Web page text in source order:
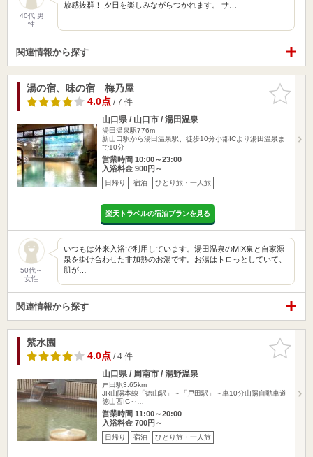
40代 男
性
放感抜群！ 夕日を楽しみながらつかれます。 サ…
関連情報から探す
お気に入
りに追加
湯の宿、味の宿 梅乃屋
4.0点/ 7 件
山口県 / 山口市 / 湯田温泉
湯田温泉駅776m
新山口駅から湯田温泉駅、徒歩10分小郡ICより湯田温泉ま
で10分
営業時間 10:00～23:00
入浴料金 900円～
日帰り 宿泊 ひとり旅・一人旅
楽天トラベルの宿泊プランを見る
50代～
女性
いつもは外来入浴で利用しています。湯田温泉のMIX泉と自家源
泉を掛け合わせた非加熱のお湯です。お湯はトロっとしていて、
肌が…
関連情報から探す
お気に入
りに追加
紫水園
4.0点/ 4 件
山口県 / 周南市 / 湯野温泉
戸田駅3.65km
JR山陽本線「徳山駅」～「戸田駅」～車10分山陽自動車道
徳山西IC～…
営業時間 11:00～20:00
入浴料金 700円～
日帰り 宿泊 ひとり旅・一人旅